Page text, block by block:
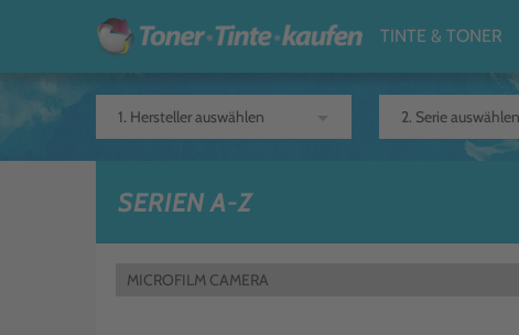
TINTE & TONER
SERIEN A-Z
MICROFILM CAMERA